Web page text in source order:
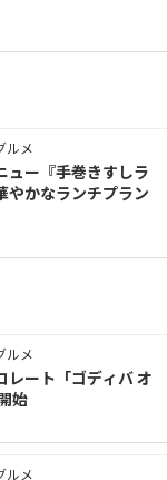
ルメ
ュー『手巻きすしラ
やかなランチプラン
ルメ
レート「ゴディバ オ
始
ルメ